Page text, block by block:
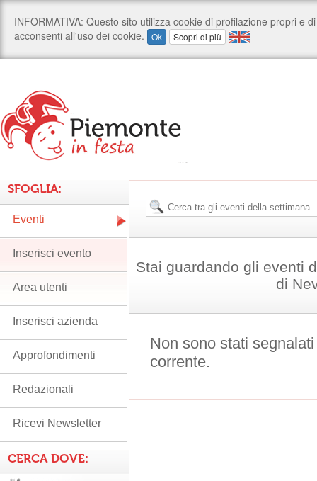
Stai guardando gli eventi
di
Non sono stati
corrente.
SFOGLIA:
Eventi
Inserisci evento
Area utenti
Inserisci azienda
Approfondimenti
Redazionali
Ricevi Newsletter
CERCA DOVE: